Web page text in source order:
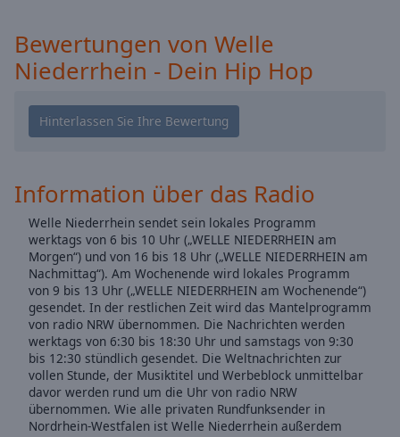
Caption
Area
Background
Font
Edge
Style
Font
Family
Bewertungen von Welle
Niederrhein - Dein Hip Hop
Information über das Radio
Welle Niederrhein sendet sein lokales Programm
werktags von 6 bis 10 Uhr („WELLE NIEDERRHEIN am
Morgen“) und von 16 bis 18 Uhr („WELLE NIEDERRHEIN am
Nachmittag“). Am Wochenende wird lokales Programm
von 9 bis 13 Uhr („WELLE NIEDERRHEIN am Wochenende“)
gesendet. In der restlichen Zeit wird das Mantelprogramm
von radio NRW übernommen. Die Nachrichten werden
werktags von 6:30 bis 18:30 Uhr und samstags von 9:30
bis 12:30 stündlich gesendet. Die Weltnachrichten zur
vollen Stunde, der Musiktitel und Werbeblock unmittelbar
davor werden rund um die Uhr von radio NRW
übernommen. Wie alle privaten Rundfunksender in
Nordrhein-Westfalen ist Welle Niederrhein außerdem